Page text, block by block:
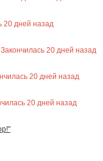
20 дней назад
Закончилась 20 дней назад
20 дней назад
20 дней назад